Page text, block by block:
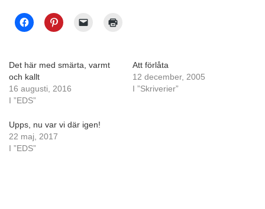
Det här med smärta, varmt
och kallt
16 augusti, 2016
I ”EDS”
Att förlåta
12 december, 2005
I ”Skriverier”
Upps, nu var vi där igen!
22 maj, 2017
I ”EDS”